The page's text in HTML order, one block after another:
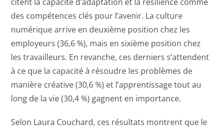
des compétences clés pour l’avenir. La culture
numérique arrive en deuxième position chez les
employeurs (36,6 %), mais en sixième position chez
les travailleurs. En revanche, ces derniers s’attendent
à ce que la capacité à résoudre les problèmes de
manière créative (30,6 %) et l’apprentissage tout au
long de la vie (30,4 %) gagnent en importance.
Selon Laura Couchard, ces résultats montrent que le